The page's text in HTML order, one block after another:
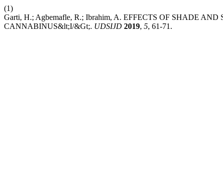
(1)
Garti, H.; Agbemafle, R.; Ibrahim, A. EFFECTS OF SHADE
CANNABINUS&lt;I/&Gt;. UDSIJD 2019, 5, 61-71.